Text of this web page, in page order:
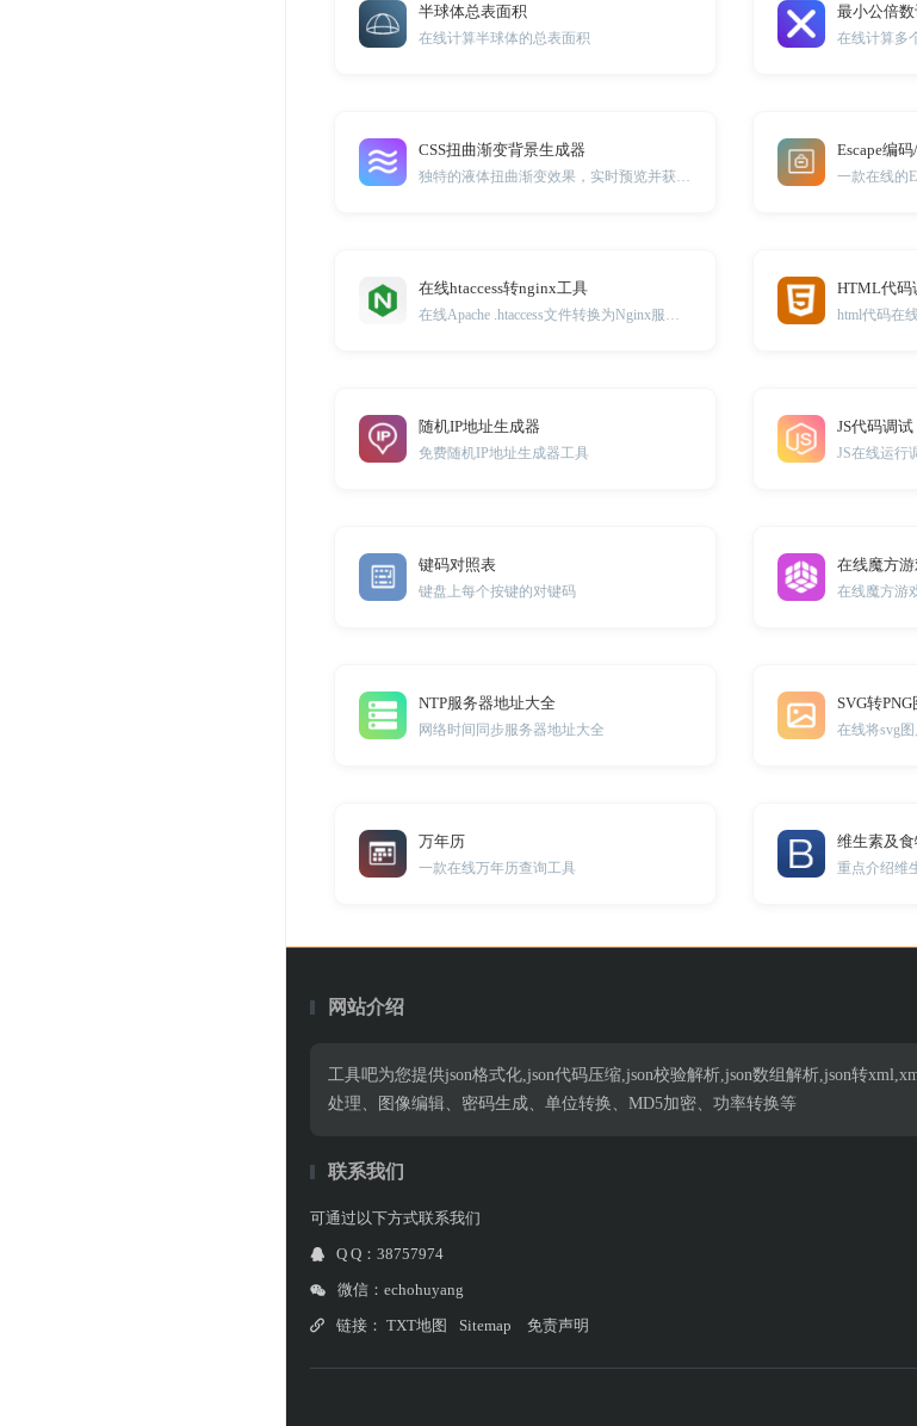
半球体总表面积
在线计算半球体的总表面积
最小公倍
在线计算多
CSS扭曲渐变背景生成器 Escape编
一款在线的
在线htaccess转nginx工具 HTML代码
html代码在
随机IP地址生成器
免费随机IP地址生成器工具
JS代码调试
JS在线运行
键码对照表
键盘上每个按键的对键码
在线魔方
在线魔方游
NTP服务器地址大全
网络时间同步服务器地址大全
SVG转
在线将svg
万年历
一款在线万年历查询工具
维生素及
重点介绍维
网站介绍
工具吧为您提供json格式化,json代码压缩,json校验解析,json数组解析,json转
处理、图像编辑、密码生成、单位转换、MD5加密、功率转换等
联系我们
可通过以下方式联系我们
Q Q：38757974
微信：echohuyang
链接： TXT地图 Sitemap 免责声明